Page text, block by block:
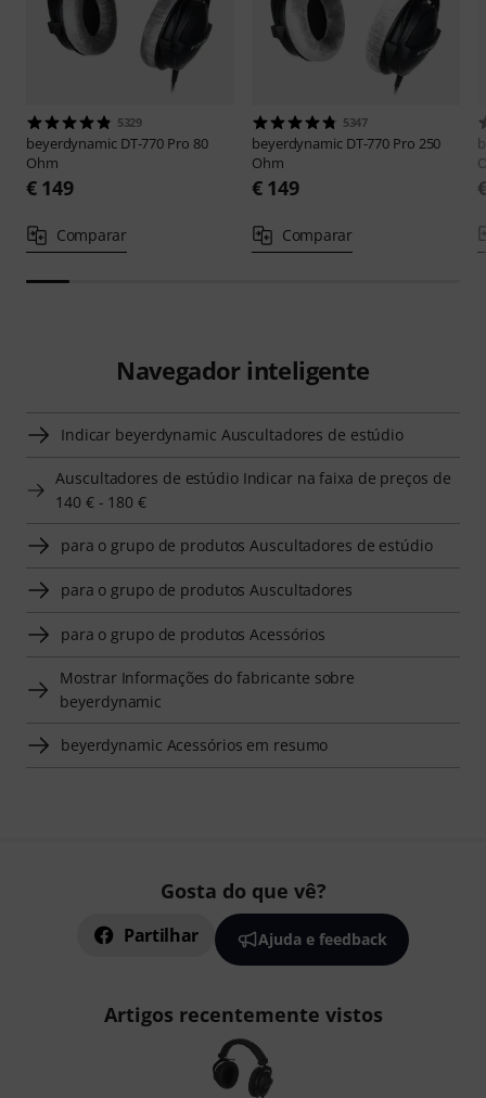
5329
beyerdynamic DT-770 Pro 80
Ohm
€ 149
Comparar
5347
beyerdynamic DT-770 Pro 250
Ohm
€ 149
Comparar
Navegador inteligente
Indicar beyerdynamic Auscultadores de estúdio
Auscultadores de estúdio Indicar na faixa de preços de
140 € - 180 €
para o grupo de produtos Auscultadores de estúdio
para o grupo de produtos Auscultadores
para o grupo de produtos Acessórios
Mostrar Informações do fabricante sobre
beyerdynamic
beyerdynamic Acessórios em resumo
Gosta do que vê?
Partilhar Ajuda e feedback
Artigos recentemente vistos